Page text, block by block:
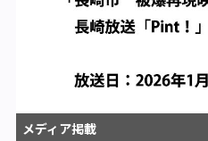
メディア掲載